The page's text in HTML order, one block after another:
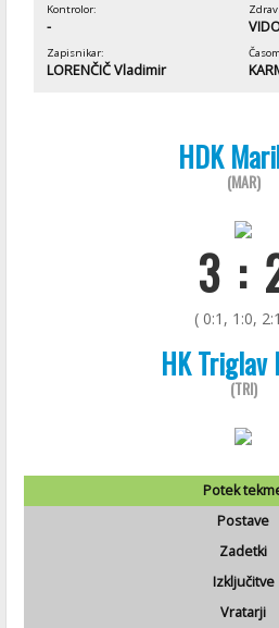
Kontrolor:
-
Zapisnikar:
LORENČIČ Vladimir
HDK
(MAR)
3 :
( 0:1, 1:0,
HK Triglav
(TRI)
Potek
Postave
Zadetki
Izključitve
Vratarji